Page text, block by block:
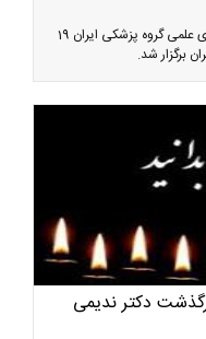
هشتمین نشست کارشناسی مجمع انجمن های علمی گروه پزشکی ایران 19
برگزار شد.
دکتر ندیمی